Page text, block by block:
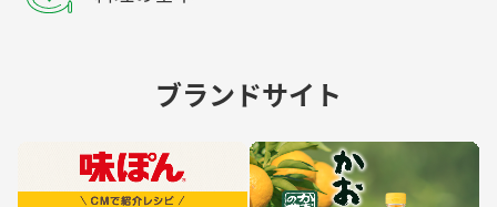
ブランドサイト